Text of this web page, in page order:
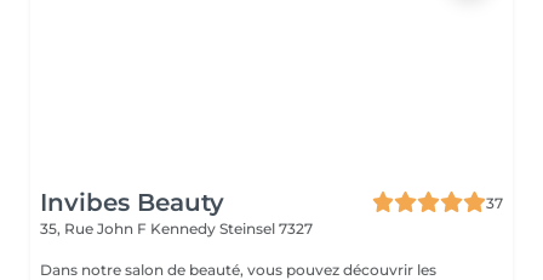
Invibes Beauty
37
35, Rue John F Kennedy Steinsel 7327
Dans notre salon de beauté, vous pouvez découvrir les